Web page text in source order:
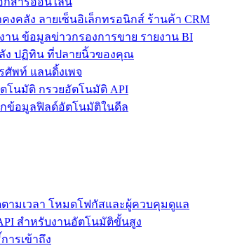
งคลัง ลายเซ็นอิเล็กทรอนิกส์ ร้านค้า CRM
น ข้อมูลข่าวกรองการขาย รายงาน BI
ลัง ปฏิทิน ที่ปลายนิ้วของคุณ
ศัพท์ แลนดิ้งเพจ
โนมัติ กรวยอัตโนมัติ API
กข้อมูลฟิลด์อัตโนมัติในดีล
ามเวลา โหมดโฟกัสและผู้ควบคุมดูแล
สำหรับงานอัตโนมัติขั้นสูง
ารเข้าถึง